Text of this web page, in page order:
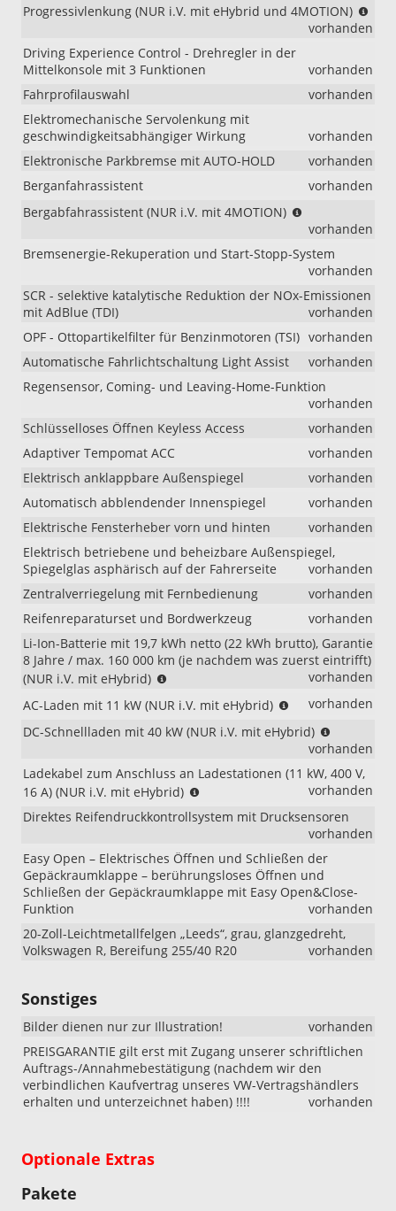
Progressivlenkung (NUR i.V. mit eHybrid und 4MOTION)
i.V.
und
vorhanden
Driving Experience Control - Drehregler in der
Mittelkonsole mit 3 Funktionen
vorhanden
Fahrprofilauswahl
vorhanden
Elektromechanische Servolenkung mit
geschwindigkeitsabhängiger Wirkung
vorhanden
Elektronische Parkbremse mit AUTO-HOLD
vorhanden
Berganfahrassistent
vorhanden
Bergabfahrassistent (NUR i.V. mit 4MOTION)
i.V.
4MOTION)
vorhanden
Bremsenergie-Rekuperation und Start-Stopp-System
vorhanden
SCR - selektive katalytische Reduktion der NOx-Emissionen
mit AdBlue (TDI)
vorhanden
OPF - Ottopartikelfilter für Benzinmotoren (TSI) vorhanden
Automatische Fahrlichtschaltung Light Assist
vorhanden
Regensensor, Coming- und Leaving-Home-Funktion
vorhanden
Schlüsselloses Öffnen Keyless Access
vorhanden
Adaptiver Tempomat ACC
vorhanden
Elektrisch anklappbare Außenspiegel
vorhanden
Automatisch abblendender Innenspiegel
vorhanden
Elektrische Fensterheber vorn und hinten
vorhanden
Elektrisch betriebene und beheizbare Außenspiegel,
Spiegelglas asphärisch auf der Fahrerseite
vorhanden
Zentralverriegelung mit Fernbedienung
vorhanden
Reifenreparaturset und Bordwerkzeug
vorhanden
Li-Ion-Batterie mit 19,7 kWh netto (22 kWh brutto), Garantie
8 Jahre / max. 160 000 km (je nachdem was zuerst eintrifft)
(NUR i.V. mit eHybrid)
mit
eHybrid)
vorhanden
AC-Laden mit 11 kW (NUR i.V. mit eHybrid)
(NUR
mit
eHybrid)
vorhanden
DC-Schnellladen mit 40 kW (NUR i.V. mit eHybrid)
i.V.
eHybrid)
vorhanden
Ladekabel zum Anschluss an Ladestationen (11 kW, 400 V,
16 A) (NUR i.V. mit eHybrid)
mit
vorhanden
Direktes Reifendruckkontrollsystem mit Drucksensoren
vorhanden
Easy Open – Elektrisches Öffnen und Schließen der
Gepäckraumklappe – berührungsloses Öffnen und
Schließen der Gepäckraumklappe mit Easy Open&Close-
Funktion
vorhanden
20-Zoll-Leichtmetallfelgen „Leeds“, grau, glanzgedreht,
Volkswagen R, Bereifung 255/40 R20
vorhanden
Sonstiges
Bilder dienen nur zur Illustration!
vorhanden
PREISGARANTIE gilt erst mit Zugang unserer schriftlichen
Auftrags-/Annahmebestätigung (nachdem wir den
verbindlichen Kaufvertrag unseres VW-Vertragshändlers
erhalten und unterzeichnet haben) !!!!
vorhanden
Optionale Extras
Pakete